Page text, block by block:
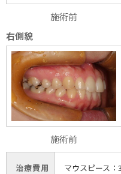
施術前
右側貌
施術前
治療費用 マウスピース：